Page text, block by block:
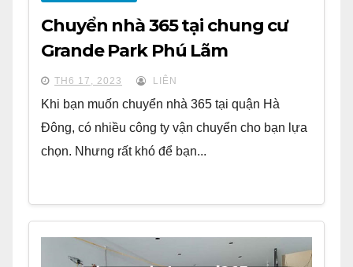
Chuyển nhà 365 tại chung cư
Grande Park Phú Lãm
TH6 17, 2023 LIÊN
Khi bạn muốn chuyển nhà 365 tại quận Hà
Đông, có nhiều công ty vận chuyển cho bạn lựa
chọn. Nhưng rất khó để bạn...